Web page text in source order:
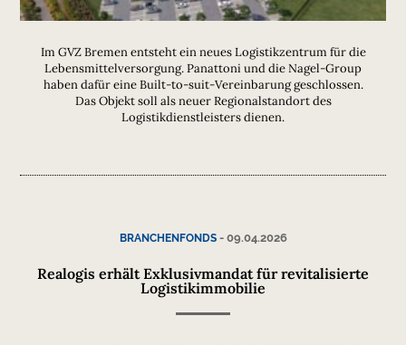
Im GVZ Bremen entsteht ein neues Logistikzentrum für die
Lebensmittelversorgung. Panattoni und die Nagel-Group
haben dafür eine Built-to-suit-Vereinbarung geschlossen.
Das Objekt soll als neuer Regionalstandort des
Logistikdienstleisters dienen.
BRANCHENFONDS- 09.04.2026
Realogis erhält Exklusivmandat für revitalisierte
Logistikimmobilie